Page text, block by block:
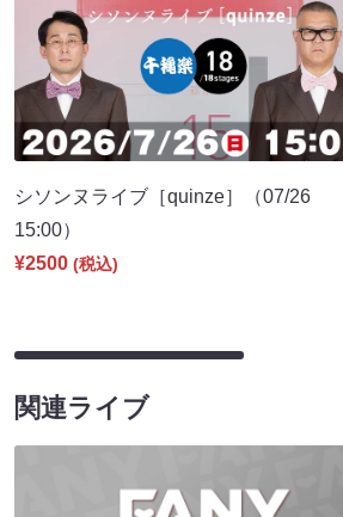
シソンヌライブ［quinze］（07/26
15:00）
¥2500 (税込)
関連ライブ